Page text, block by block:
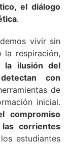
el diálogo
.
vivir sin
respiración,
la ilusión del
con
de
inicial.
compromiso
corrientes
estudiantes